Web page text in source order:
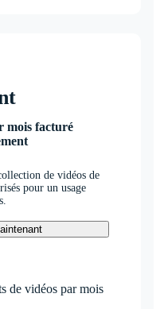
mois facturé
de vidéos de
pour un usage
de vidéos par mois